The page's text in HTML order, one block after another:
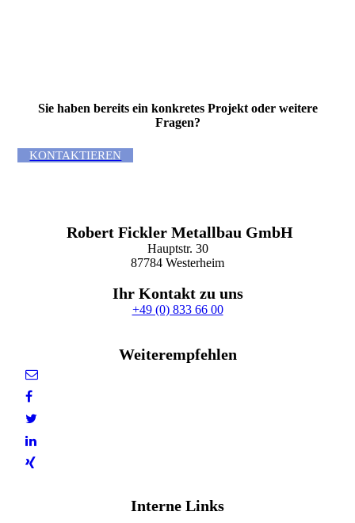
Sie haben bereits ein kon­kre­tes Projekt oder wei­tere
Fragen?
KONTAKTIEREN
Robert Fickler Metallbau GmbH
Hauptstr. 30
87784 Westerheim
Ihr Kontakt zu uns
+49 (0) 833 66 00
Weiterempfehlen
Interne Links